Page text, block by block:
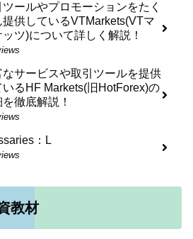
ツールやプロモーションをたく
提供しているVTMarkets(VTマ
ッツ)について詳しく解説！
なサービスや取引ツールを提供
いるHF Markets(旧HotForex)の
徹底解説！
：L
教材